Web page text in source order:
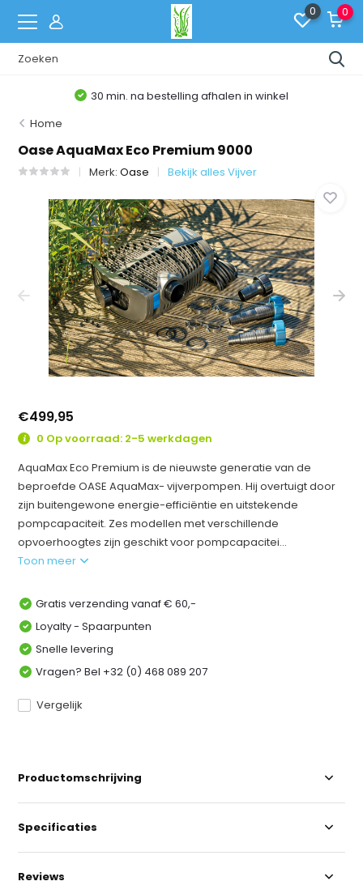
0 0
30 min. na bestelling afhalen in winkel
Home
Oase AquaMax Eco Premium 9000
Merk:Oase Bekijk alles Vijver
€499,95
0 Op voorraad: 2-5 werkdagen
AquaMax Eco Premium is de nieuwste generatie van de
beproefde OASE AquaMax- vijverpompen. Hij overtuigt door
zijn buitengewone energie-efficiëntie en uitstekende
pompcapaciteit. Zes modellen met verschillende
opvoerhoogtes zijn geschikt voor pompcapacitei...
Toon meer
Gratis verzending vanaf € 60,-
Loyalty - Spaarpunten
Snelle levering
Vragen? Bel +32 (0) 468 089 207
Vergelijk
Productomschrijving
Specificaties
Reviews